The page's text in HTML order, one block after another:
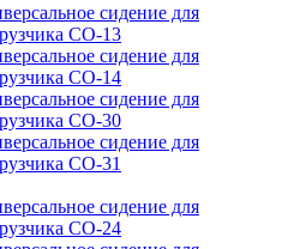
сидение для
CO-13
сидение для
CO-14
сидение для
CO-30
сидение для
CO-31
сидение для
CO-24